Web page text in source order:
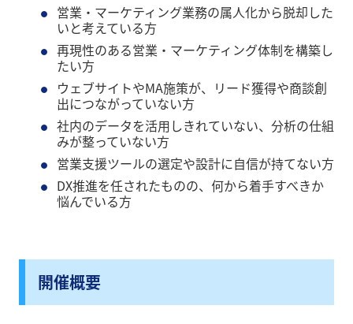
営業・マーケティング業務の属人化から脱却した
いと考えている方
再現性のある営業・マーケティング体制を構築し
たい方
ウェブサイトやMA施策が、リード獲得や商談創
出につながっていない方
社内のデータを活用しきれていない、分析の仕組
みが整っていない方
営業支援ツールの選定や設計に自信が持てない方
DX推進を任されたものの、何から着手すべきか
悩んでいる方
開催概要